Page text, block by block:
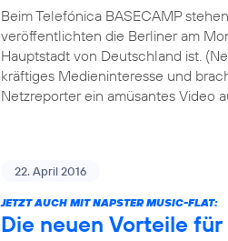
Beim Telefónica BASECAMP
veröffentlichten die Berliner am
Hauptstadt von Deutschland ist.
kräftiges Medieninteresse und
Netzreporter ein amüsantes Video
22. April 2016
JETZT AUCH MIT NAPSTER MUSIC-FLAT:
Die neuen Vorteile